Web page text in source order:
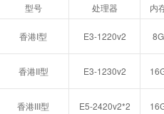
型号 处理器 内
香港I型 E3-1220v2 8G
香港II型 E3-1230v2
香港III型 E5-2420v2*2